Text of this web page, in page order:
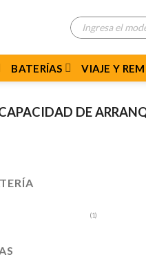
Búsqueda
de
productos
BATERÍAS VIAJE Y
DE
(1)